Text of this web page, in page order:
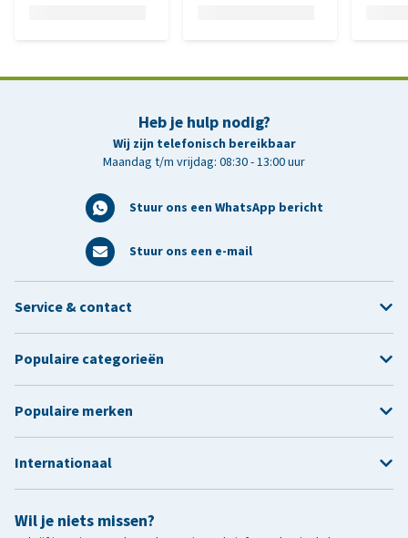
Heb je hulp nodig?
Wij zijn telefonisch bereikbaar
Maandag t/m vrijdag: 08:30 - 13:00 uur
Stuur ons een WhatsApp bericht
Stuur ons een e-mail
Wil je niets missen?
Service & contact
Populaire categorieën
Populaire merken
Internationaal